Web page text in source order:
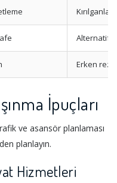
Alternatif
Erken
İpuçları
ve asansör planlaması
planlayın.
Hizmetleri